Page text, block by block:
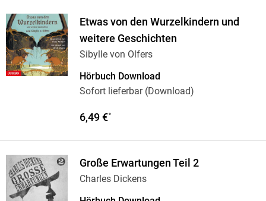
Etwas von den Wurzelkindern und
weitere Geschichten
Sibylle von Olfers
Hörbuch Download
Sofort lieferbar (Download)
6,49 €*
Große Erwartungen Teil 2
Charles Dickens